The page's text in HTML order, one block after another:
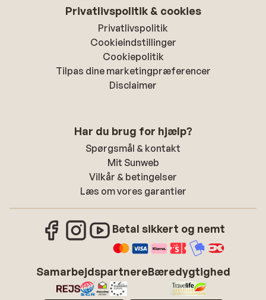
Privatlivspolitik & cookies
Privatlivspolitik
Cookieindstillinger
Cookiepolitik
Tilpas dine marketingpræferencer
Disclaimer
Har du brug for hjælp?
Spørgsmål & kontakt
Mit Sunweb
Vilkår & betingelser
Læs om vores garantier
Betal sikkert og nemt
SamarbejdspartnereBæredygtighed